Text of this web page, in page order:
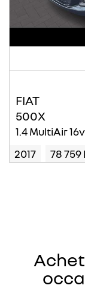
FIAT
500X
1.4 MultiAir
2017
78 759